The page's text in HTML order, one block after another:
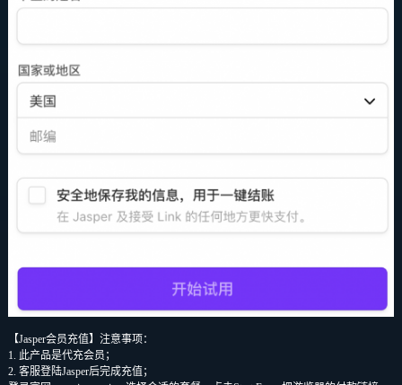
【Jasper会员充值】注意事项：
1. 此产品是代充会员；
2. 客服登陆Jasper后完成充值；